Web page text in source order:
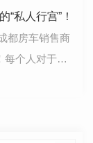
私人行宫”！
都房车销售商
每个人对于旅
满足…